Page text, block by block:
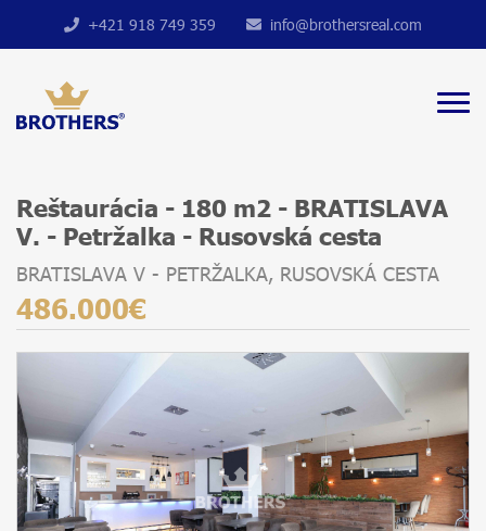
+421 918 749 359 info@brothersreal.com
Reštaurácia - 180 m2 - BRATISLAVA
V. - Petržalka - Rusovská cesta
BRATISLAVA V - PETRŽALKA, RUSOVSKÁ CESTA
486.000€